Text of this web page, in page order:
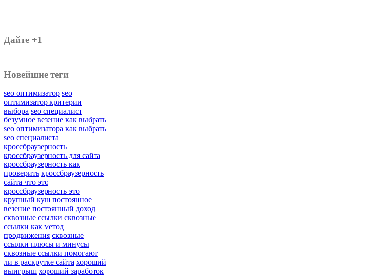
Дайте +1
Новейшие теги
seo оптимизатор seo
оптимизатор критерии
выбора seo специалист
безумное везение как выбрать
seo оптимизатора как выбрать
seo специалиста
кроссбраузерность
кроссбраузерность для сайта
кроссбраузерность как
проверить кроссбраузерность
сайта что это
кроссбраузерность это
крупный куш постоянное
везение постоянный доход
сквозные ссылки сквозные
ссылки как метод
продвижения сквозные
ссылки плюсы и минусы
сквозные ссылки помогают
ли в раскрутке сайта хороший
выигрыш хороший заработок